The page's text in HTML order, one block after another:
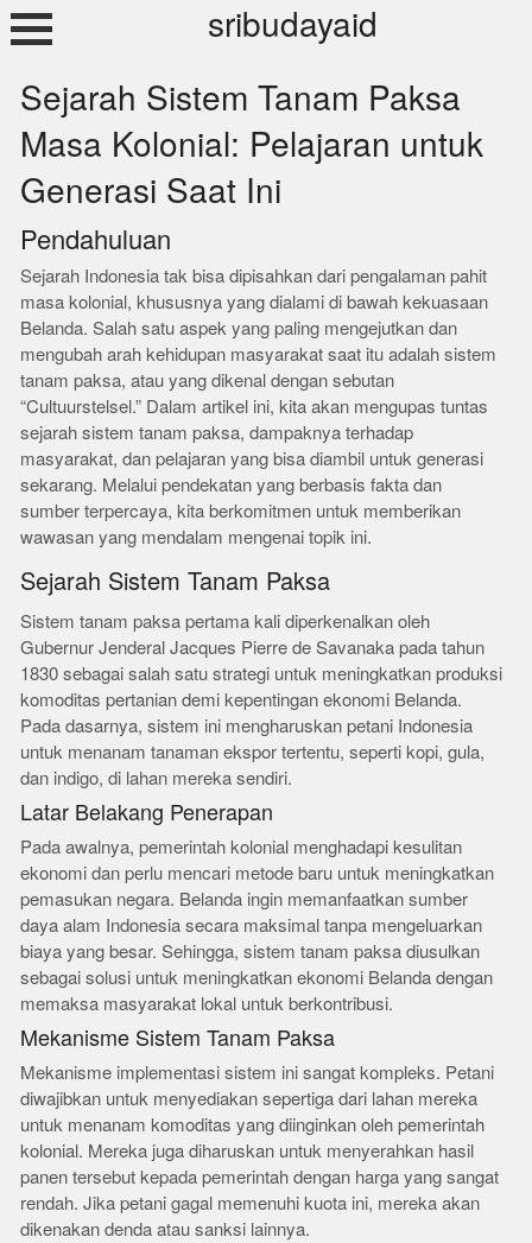
Skip
to
sribudayaid
Sejarah Sistem Tanam Paksa
Masa Kolonial: Pelajaran untuk
Generasi Saat Ini
Pendahuluan
Sejarah Indonesia tak bisa dipisahkan dari pengalaman pahit
masa kolonial, khususnya yang dialami di bawah kekuasaan
Belanda. Salah satu aspek yang paling mengejutkan dan
mengubah arah kehidupan masyarakat saat itu adalah sistem
tanam paksa, atau yang dikenal dengan sebutan
“Cultuurstelsel.” Dalam artikel ini, kita akan mengupas tuntas
sejarah sistem tanam paksa, dampaknya terhadap
masyarakat, dan pelajaran yang bisa diambil untuk generasi
sekarang. Melalui pendekatan yang berbasis fakta dan
sumber terpercaya, kita berkomitmen untuk memberikan
wawasan yang mendalam mengenai topik ini.
Sejarah Sistem Tanam Paksa
Sistem tanam paksa pertama kali diperkenalkan oleh
Gubernur Jenderal Jacques Pierre de Savanaka pada tahun
1830 sebagai salah satu strategi untuk meningkatkan produksi
komoditas pertanian demi kepentingan ekonomi Belanda.
Pada dasarnya, sistem ini mengharuskan petani Indonesia
untuk menanam tanaman ekspor tertentu, seperti kopi, gula,
dan indigo, di lahan mereka sendiri.
Latar Belakang Penerapan
Pada awalnya, pemerintah kolonial menghadapi kesulitan
ekonomi dan perlu mencari metode baru untuk meningkatkan
pemasukan negara. Belanda ingin memanfaatkan sumber
daya alam Indonesia secara maksimal tanpa mengeluarkan
biaya yang besar. Sehingga, sistem tanam paksa diusulkan
sebagai solusi untuk meningkatkan ekonomi Belanda dengan
memaksa masyarakat lokal untuk berkontribusi.
Mekanisme Sistem Tanam Paksa
Mekanisme implementasi sistem ini sangat kompleks. Petani
diwajibkan untuk menyediakan sepertiga dari lahan mereka
untuk menanam komoditas yang diinginkan oleh pemerintah
kolonial. Mereka juga diharuskan untuk menyerahkan hasil
panen tersebut kepada pemerintah dengan harga yang sangat
rendah. Jika petani gagal memenuhi kuota ini, mereka akan
dikenakan denda atau sanksi lainnya.